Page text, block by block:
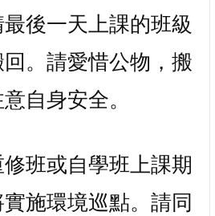
後一天上課的班級
。請愛惜公物，搬
自身安全。
修班或自學班上課期
實施環境巡點。請同